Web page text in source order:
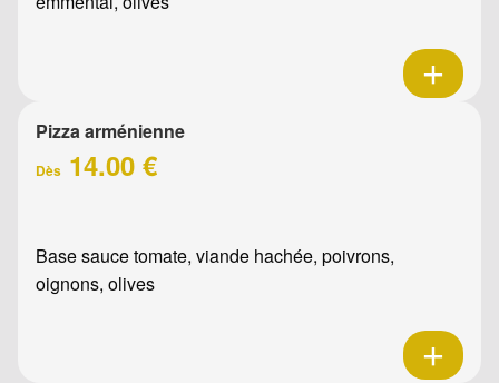
Pizza arménienne
Dès 14.00 €
Base sauce tomate, viande hachée, poivrons,
oignons, olives